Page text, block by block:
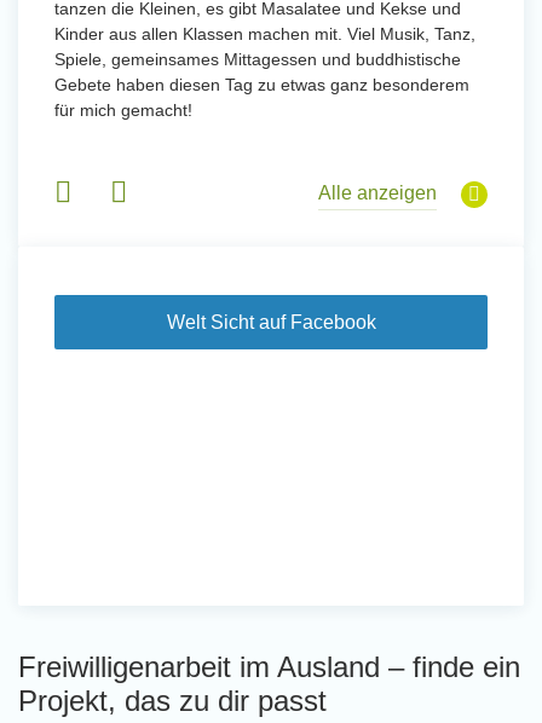
tanzen die Kleinen, es gibt Masalatee und Kekse und
Kinder aus allen Klassen machen mit. Viel Musik, Tanz,
Spiele, gemeinsames Mittagessen und buddhistische
Gebete haben diesen Tag zu etwas ganz besonderem
für mich gemacht!
Alle anzeigen
Welt Sicht auf Facebook
Freiwilligenarbeit im Ausland – finde ein
Projekt, das zu dir passt